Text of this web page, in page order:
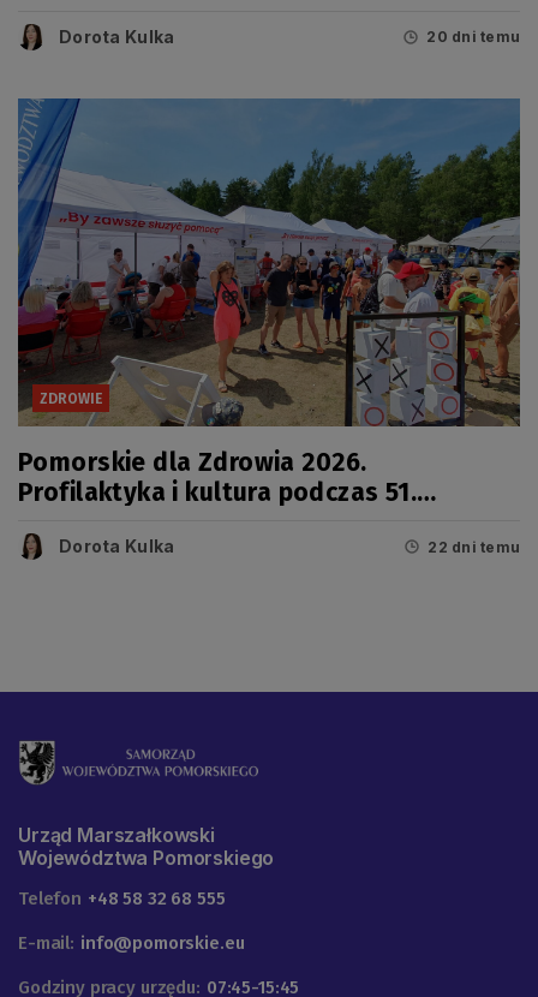
Dorota Kulka 20 dni temu
ZDROWIE
Pomorskie dla Zdrowia 2026.
Profilaktyka i kultura podczas 51.
Dorota Kulka 22 dni temu
Urząd Marszałkowski
Województwa Pomorskiego
Telefon +48 58 32 68 555
E-mail: info@pomorskie.eu
Godziny pracy urzędu: 07:45-15:45